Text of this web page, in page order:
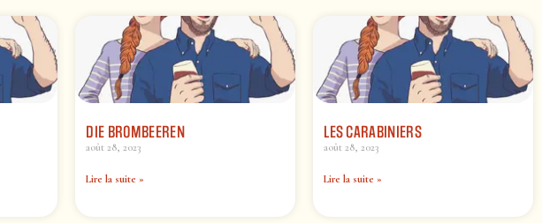
DIE BROMBEEREN
août 28, 2023
Lire la suite »
LES CARABINIERS
août 28, 2023
Lire la suite »